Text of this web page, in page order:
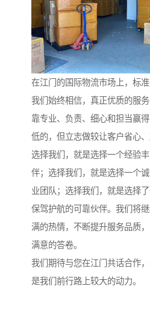
在江门的国际物流市场上，标准
我们始终相信，真正优质的服
靠专业、负责、细心和担当赢
低的，但立志做较让客户省心、
选择我们，就是选择一个经验
伴；选择我们，就是选择一个
业团队；选择我们，就是选择
保驾护航的可靠伙伴。我们将
满的热情，不断提升服务品质
满意的答卷。
我们期待与您在江门共话合作，
是我们前行路上较大的动力。